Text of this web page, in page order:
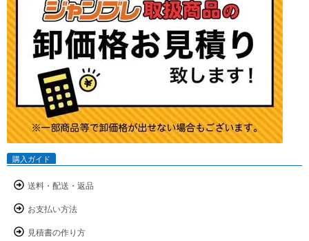
購入ガイド
送料・配送・返品
お支払い方法
見積書の作り方